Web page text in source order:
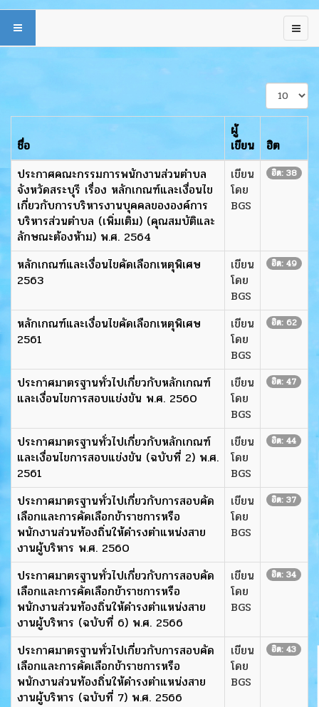
แสดง
#
ชื่อ
ผู้
เขียน
ฮิต
ประกาศคณะกรรมการพนักงานส่วนตำบล
จังหวัดสระบุรี เรื่อง หลักเกณฑ์และเงื่อนไข
เกี่ยวกับการบริหารงานบุคคลขององค์การ
บริหารส่วนตำบล (เพิ่มเติม) (คุณสมบัติและ
ลักษณะต้องห้าม) พ.ศ. 2564
เขียน
โดย
BGS
ฮิต: 38
หลักเกณฑ์และเงื่อนไขคัดเลือกเหตุพิเศษ
2563
เขียน
โดย
BGS
ฮิต: 49
หลักเกณฑ์และเงื่อนไขคัดเลือกเหตุพิเศษ
2561
เขียน
โดย
BGS
ฮิต: 62
ประกาศมาตรฐานทั่วไปเกี่ยวกับหลักเกณฑ์
และเงื่อนไขการสอบแข่งขัน พ.ศ. 2560
เขียน
โดย
BGS
ฮิต: 47
ประกาศมาตรฐานทั่วไปเกี่ยวกับหลักเกณฑ์
และเงื่อนไขการสอบแข่งขัน (ฉบับที่ 2) พ.ศ.
2561
เขียน
โดย
BGS
ฮิต: 44
ประกาศมาตรฐานทั่วไปเกี่ยวกับการสอบคัด
เลือกและการคัดเลือกข้าราชการหรือ
พนักงานส่วนท้องถิ่นให้ดำรงตำแหน่งสาย
งานผู้บริหาร พ.ศ. 2560
เขียน
โดย
BGS
ฮิต: 37
ประกาศมาตรฐานทั่วไปเกี่ยวกับการสอบคัด
เลือกและการคัดเลือกข้าราชการหรือ
พนักงานส่วนท้องถิ่นให้ดำรงตำแหน่งสาย
งานผู้บริหาร (ฉบับที่ 6) พ.ศ. 2566
เขียน
โดย
BGS
ฮิต: 34
ประกาศมาตรฐานทั่วไปเกี่ยวกับการสอบคัด
เลือกและการคัดเลือกข้าราชการหรือ
พนักงานส่วนท้องถิ่นให้ดำรงตำแหน่งสาย
งานผู้บริหาร (ฉบับที่ 7) พ.ศ. 2566
เขียน
โดย
BGS
ฮิต: 43